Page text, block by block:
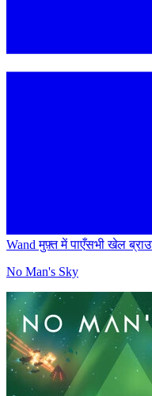
Wand मुफ़्त में पाएँसभी खेल
No Man's Sky